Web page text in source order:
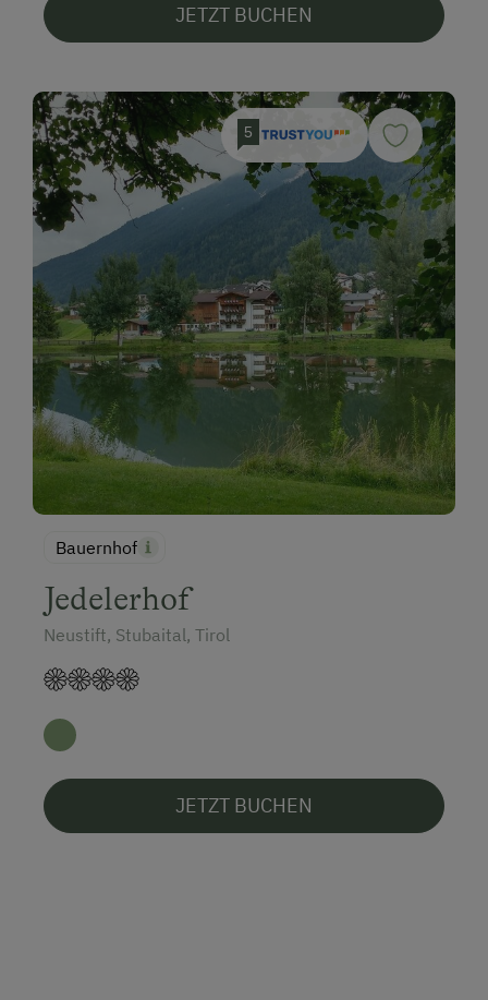
JETZT BUCHEN
5
Bauernhof
Jedelerhof
Neustift, Stubaital, Tirol
JETZT BUCHEN